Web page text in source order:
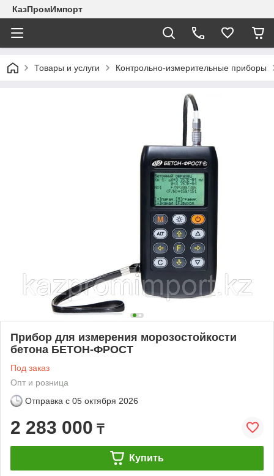
КазПромИмпорт
Товары и услуги Контрольно-измерительные приборы
Прибор для измерения морозостойкости
бетона БЕТОН-ФРОСТ
Под заказ
Опт и розница
Отправка с 05 октября 2026
2 283 000 ₸
Купить